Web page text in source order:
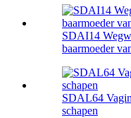
SDAI14
baarmoeder
SDAL64
schapen